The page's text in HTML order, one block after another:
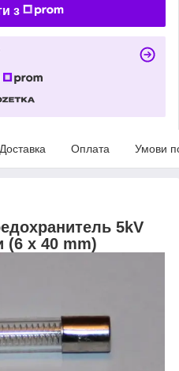
з
Доставка Оплата Умови
5kV
(6 x 40 mm)